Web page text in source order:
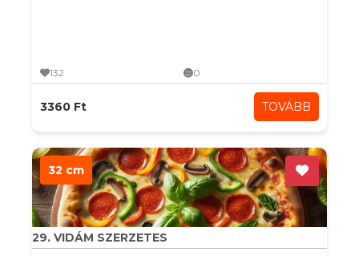
132 0
3360 Ft TOVÁBB
32 cm
29. VIDÁM SZERZETES